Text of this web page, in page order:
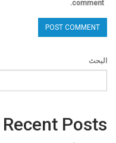
comment.
البحث
Recent Posts